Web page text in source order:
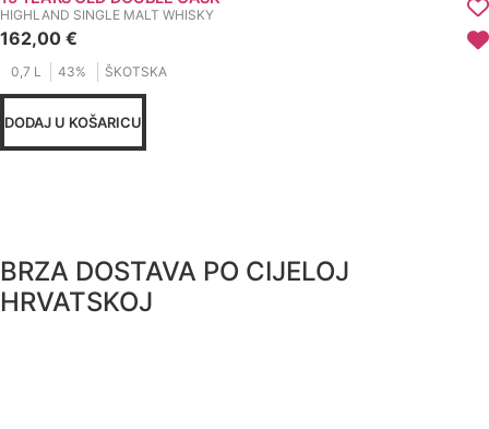
HIGHLAND SINGLE MALT WHISKY
162,00 €
0,7 L 43% ŠKOTSKA
DODAJ U KOŠARICU
BRZA DOSTAVA PO CIJELOJ
HRVATSKOJ